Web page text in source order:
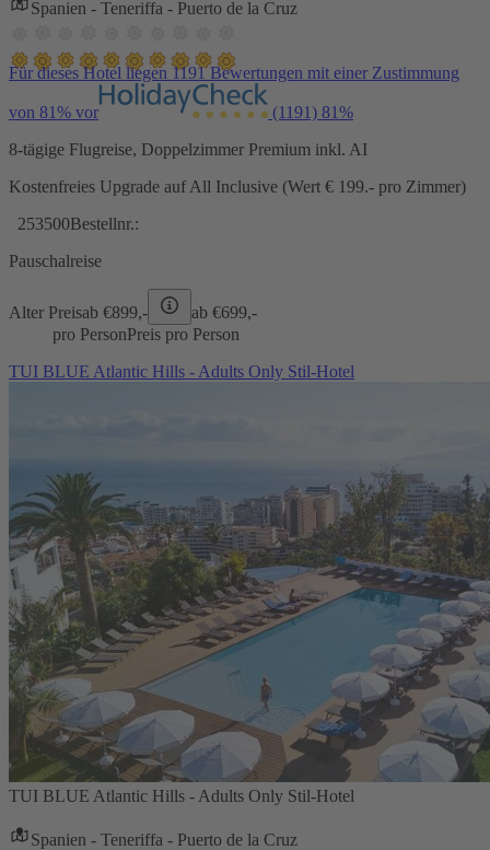
Spanien - Teneriffa - Puerto de la Cruz
Für dieses Hotel liegen 1191 Bewertungen mit einer Zustimmung
von 81% vor (1191) 81%
8-tägige Flugreise, Doppelzimmer Premium inkl. AI
Kostenfreies Upgrade auf All Inclusive (Wert € 199.- pro Zimmer)
253500Bestellnr.:
Pauschalreise
Alter Preisab €899,- ab €699,-
pro PersonPreis pro Person
TUI BLUE Atlantic Hills - Adults Only Stil-Hotel
TUI BLUE Atlantic Hills - Adults Only Stil-Hotel
Spanien - Teneriffa - Puerto de la Cruz